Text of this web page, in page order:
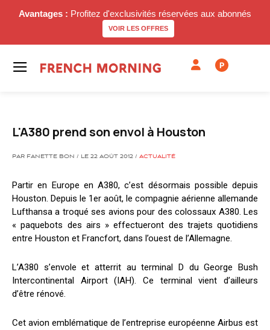
Avantages : Profitez d'exclusivités réservées aux abonnés
VOIR LES OFFRES
P
L'A380 prend son envol à Houston
PAR FANETTE BON / LE 22 AOÛT 2012 / ACTUALITÉ
Partir en Europe en A380, c’est désormais possible depuis
Houston. Depuis le 1er août, le compagnie aérienne allemande
Lufthansa a troqué ses avions pour des colossaux A380. Les
« paquebots des airs » effectueront des trajets quotidiens
entre Houston et Francfort, dans l’ouest de l’Allemagne.
L’A380 s’envole et atterrit au terminal D du George Bush
Intercontinental Airport (IAH). Ce terminal vient d’ailleurs
d’être rénové.
Cet avion emblématique de l’entreprise européenne Airbus est